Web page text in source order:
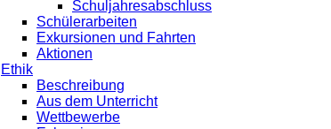
Schuljahresabschluss
Schülerarbeiten
Exkursionen und Fahrten
Aktionen
Ethik
Beschreibung
Aus dem Unterricht
Wettbewerbe